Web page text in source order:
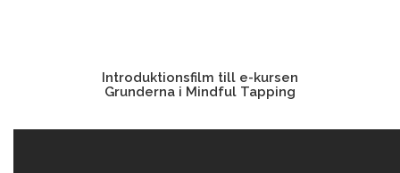
Introduktionsfilm till e-kursen
Grunderna i Mindful Tapping